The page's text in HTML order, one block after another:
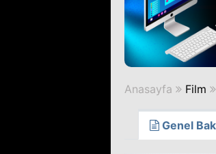
Anasayfa Film
Genel